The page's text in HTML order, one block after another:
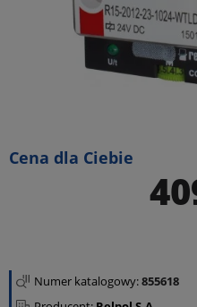
Cena dla Ciebie
Numer katalogowy:855618